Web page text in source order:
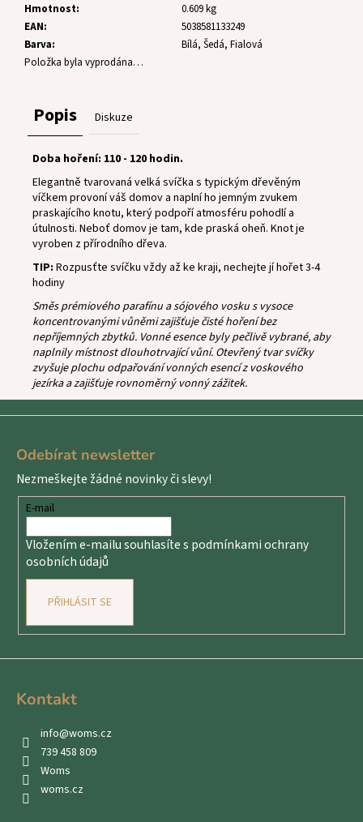
Hmotnost:
0.609 kg
EAN:
5038581133249
Barva:
Bílá, Šedá, Fialová
Položka byla vyprodána…
Popis Diskuze
Doba hoření: 110 - 120 hodin.
Elegantně tvarovaná velká svíčka s typickým dřevěným
víčkem provoní váš domov a naplní ho jemným zvukem
praskajícího knotu, který podpoří atmosféru pohodlí a
útulnosti. Neboť domov je tam, kde praská oheň. Knot je
vyroben z přírodního dřeva.
TIP: Rozpusťte svíčku vždy až ke kraji, nechejte jí hořet 3-4
hodiny
Směs prémiového parafínu a sójového vosku s vysoce
koncentrovanými vůněmi zajišťuje čisté hoření bez
nepříjemných zbytků. Vonné esence byly pečlivě vybrané, aby
naplnily místnost dlouhotrvající vůní. Otevřený tvar svíčky
zvyšuje plochu odpařování vonných esencí z voskového
jezírka a zajišťuje rovnoměrný vonný zážitek.
Odebírat newsletter
Nezmeškejte žádné novinky či slevy!
E-mail
Vložením e-mailu souhlasíte s podmínkami ochrany
osobních údajů
PŘIHLÁSIT SE
Kontakt
info@woms.cz
739 458 809
Woms
woms.cz